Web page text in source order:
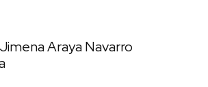
Jimena Araya Navarro